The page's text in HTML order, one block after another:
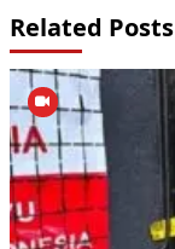
Related Posts